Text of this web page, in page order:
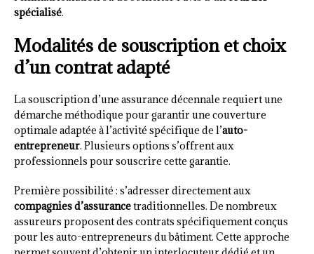
spécialisé.
Modalités de souscription et choix
d’un contrat adapté
La souscription d’une assurance décennale requiert une
démarche méthodique pour garantir une couverture
optimale adaptée à l’activité spécifique de l’auto-
entrepreneur. Plusieurs options s’offrent aux
professionnels pour souscrire cette garantie.
Première possibilité : s’adresser directement aux
compagnies d’assurancetraditionnelles. De nombreux
assureurs proposent des contrats spécifiquement conçus
pour les auto-entrepreneurs du bâtiment. Cette approche